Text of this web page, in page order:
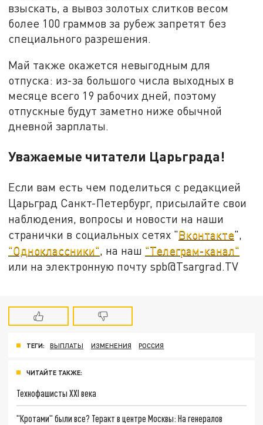
взыскать, а вывоз золотых слитков весом
более 100 граммов за рубеж запретят без
специального разрешения.
Май также окажется невыгодным для
отпуска: из-за большого числа выходных в
месяце всего 19 рабочих дней, поэтому
отпускные будут заметно ниже обычной
дневной зарплаты.
Уважаемые читатели Царьграда!
Если вам есть чем поделиться с редакцией
Царьград Санкт-Петербург, присылайте свои
наблюдения, вопросы и новости на наши
странички в социальных сетях "Вконтакте",
"Одноклассники", на наш "Телеграм-канал"
или на электронную почту spb@Tsargrad.TV
ТЕГИ: ВЫПЛАТЫ ИЗМЕНЕНИЯ РОССИЯ
ЧИТАЙТЕ ТАКЖЕ:
Технофашисты XXI века
"Кротами" были все? Теракт в центре Москвы: На генералов